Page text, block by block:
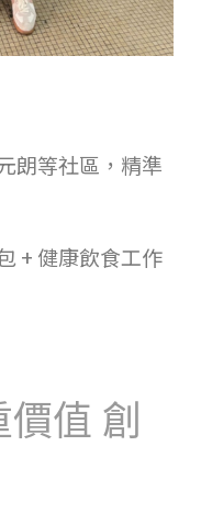
朗等社區，精準
+ 健康飲食工作
值 創